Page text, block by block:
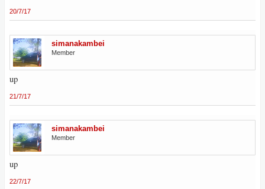
20/7/17
simanakambei
Member
up
21/7/17
simanakambei
Member
up
22/7/17